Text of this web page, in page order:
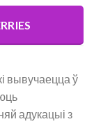
вывучаецца ў
адукацыі з